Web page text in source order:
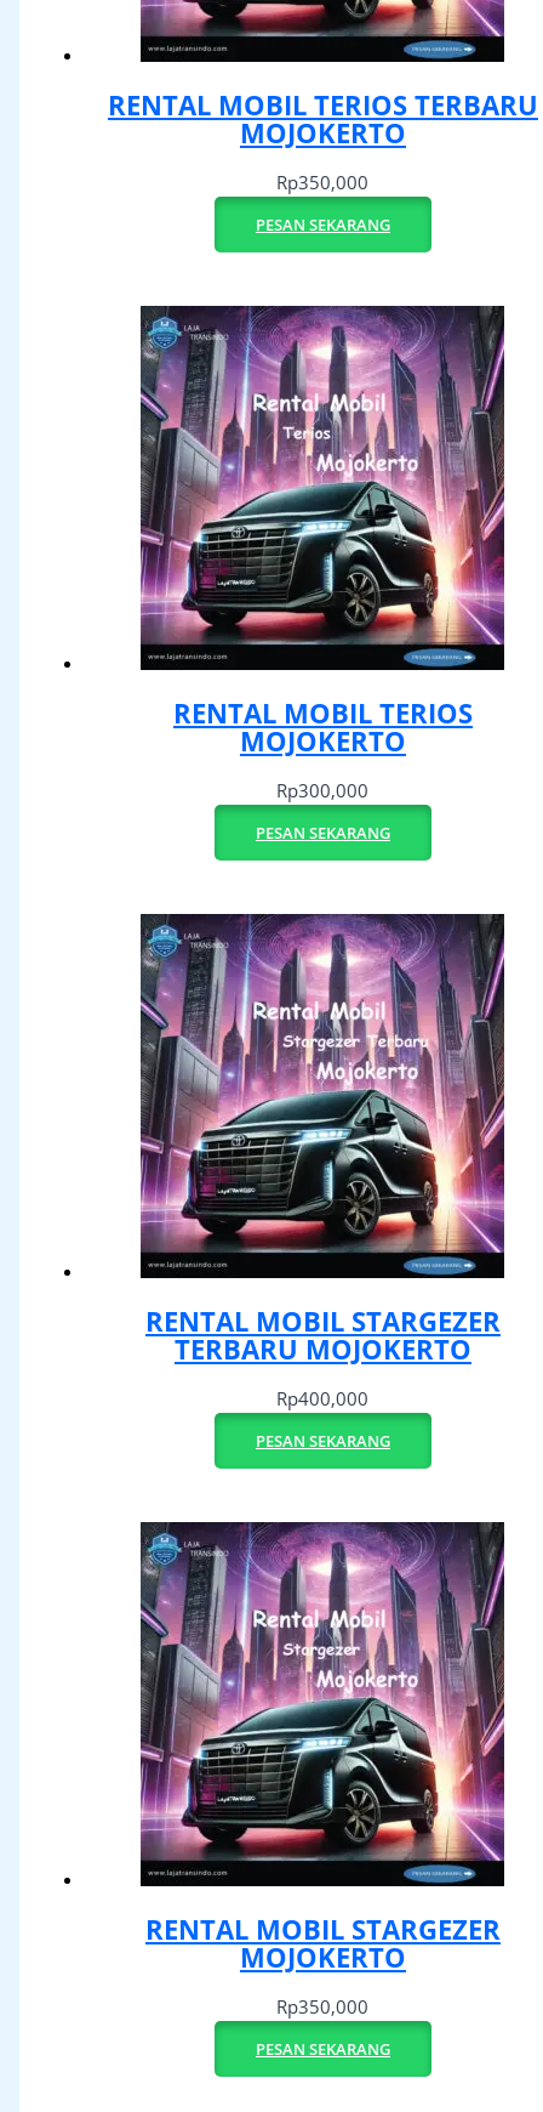
RENTAL MOBIL TERIOS TERBARU
MOJOKERTO
Rp350,000
PESAN SEKARANG
RENTAL MOBIL TERIOS
MOJOKERTO
Rp300,000
PESAN SEKARANG
RENTAL MOBIL STARGEZER
TERBARU MOJOKERTO
Rp400,000
PESAN SEKARANG
RENTAL MOBIL STARGEZER
MOJOKERTO
Rp350,000
PESAN SEKARANG